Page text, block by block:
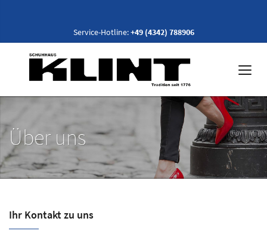
Service-Hotline:+49 (4342) 788906
Über uns
Ihr Kontakt zu uns